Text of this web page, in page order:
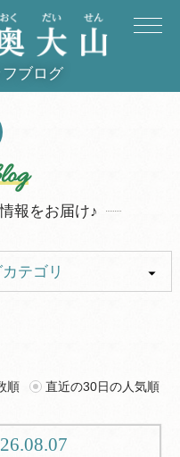
ブログ
報をお届け♪
テゴリ
ツアー
順 直近の30日の人気順